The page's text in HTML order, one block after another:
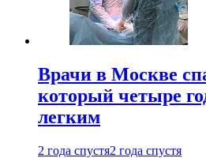
Врачи в Москве
который четыре
легким
2 года спустя2 года спустя